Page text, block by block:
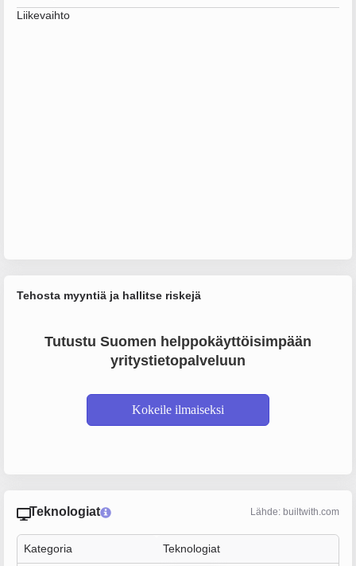
Liikevaihto
Tehosta myyntiä ja hallitse riskejä
Tutustu Suomen helppokäyttöisimpään
yritystietopalveluun
Kokeile ilmaiseksi
Teknologiat Lähde: builtwith.com
Kategoria Teknologiat